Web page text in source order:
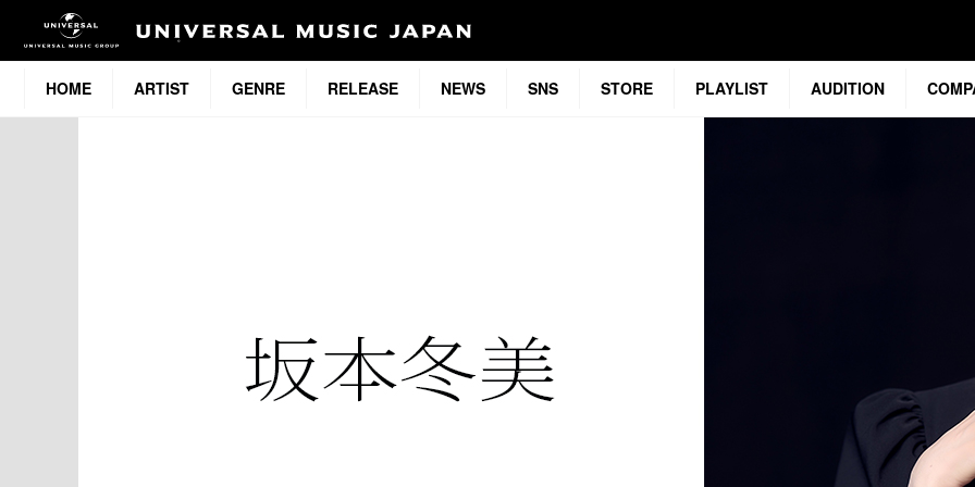
HOME ARTIST GENRE RELEASE NEWS SNS STORE PLAYLIST AUDITION